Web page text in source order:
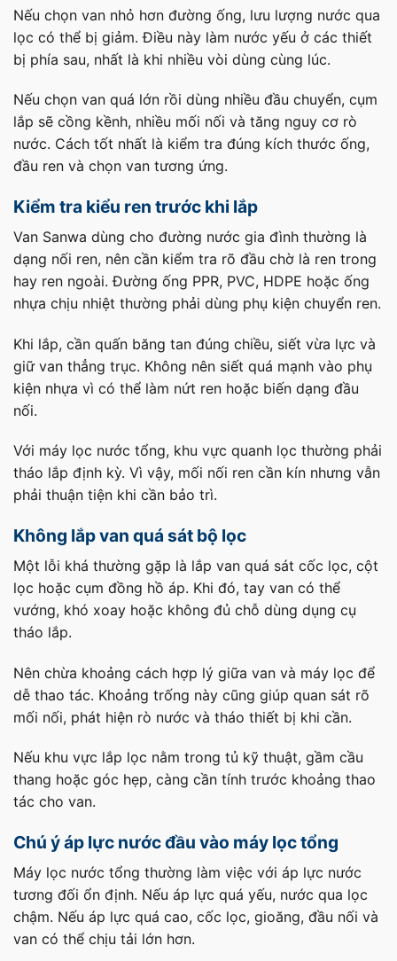
Nếu chọn van nhỏ hơn đường ống, lưu lượng nước qua
lọc có thể bị giảm. Điều này làm nước yếu ở các thiết
bị phía sau, nhất là khi nhiều vòi dùng cùng lúc.
Nếu chọn van quá lớn rồi dùng nhiều đầu chuyển, cụm
lắp sẽ cồng kềnh, nhiều mối nối và tăng nguy cơ rò
nước. Cách tốt nhất là kiểm tra đúng kích thước ống,
đầu ren và chọn van tương ứng.
Kiểm tra kiểu ren trước khi lắp
Van Sanwa dùng cho đường nước gia đình thường là
dạng nối ren, nên cần kiểm tra rõ đầu chờ là ren trong
hay ren ngoài. Đường ống PPR, PVC, HDPE hoặc ống
nhựa chịu nhiệt thường phải dùng phụ kiện chuyển ren.
Khi lắp, cần quấn băng tan đúng chiều, siết vừa lực và
giữ van thẳng trục. Không nên siết quá mạnh vào phụ
kiện nhựa vì có thể làm nứt ren hoặc biến dạng đầu
nối.
Với máy lọc nước tổng, khu vực quanh lọc thường phải
tháo lắp định kỳ. Vì vậy, mối nối ren cần kín nhưng vẫn
phải thuận tiện khi cần bảo trì.
Không lắp van quá sát bộ lọc
Một lỗi khá thường gặp là lắp van quá sát cốc lọc, cột
lọc hoặc cụm đồng hồ áp. Khi đó, tay van có thể
vướng, khó xoay hoặc không đủ chỗ dùng dụng cụ
tháo lắp.
Nên chừa khoảng cách hợp lý giữa van và máy lọc để
dễ thao tác. Khoảng trống này cũng giúp quan sát rõ
mối nối, phát hiện rò nước và tháo thiết bị khi cần.
Nếu khu vực lắp lọc nằm trong tủ kỹ thuật, gầm cầu
thang hoặc góc hẹp, càng cần tính trước khoảng thao
tác cho van.
Chú ý áp lực nước đầu vào máy lọc tổng
Máy lọc nước tổng thường làm việc với áp lực nước
tương đối ổn định. Nếu áp lực quá yếu, nước qua lọc
chậm. Nếu áp lực quá cao, cốc lọc, gioăng, đầu nối và
van có thể chịu tải lớn hơn.